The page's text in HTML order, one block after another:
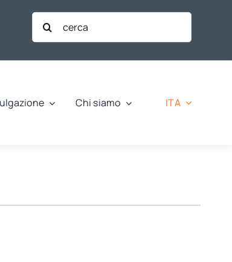
Cerca
per:
Chi siamo ITA